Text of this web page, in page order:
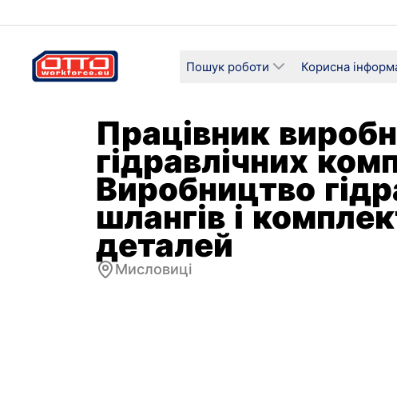
Пошук роботи Корисна
Працівник
гідравлічних
Виробництво
шлангів і
деталей
Мисловиці